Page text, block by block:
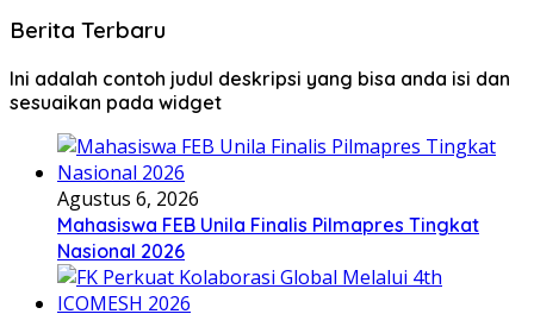
Berita Terbaru
Ini adalah contoh judul deskripsi yang bisa anda isi dan
sesuaikan pada widget
Agustus 6, 2026
Mahasiswa FEB Unila Finalis Pilmapres Tingkat
Nasional 2026